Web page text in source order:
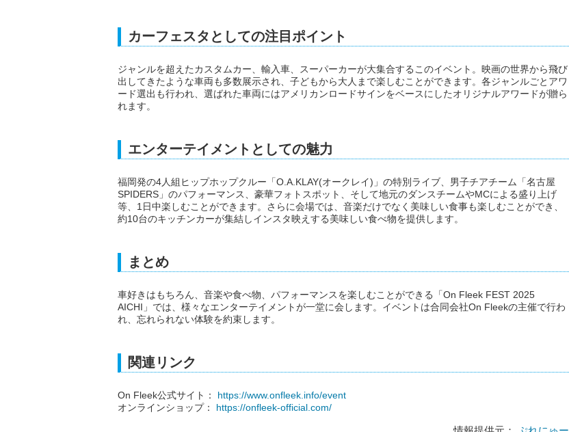
カーフェスタとしての注目ポイント
ジャンルを超えたカスタムカー、輸入車、スーパーカーが大集合するこのイベント。映画の世界から飛び
出してきたような車両も多数展示され、子どもから大人まで楽しむことができます。各ジャンルごとアワ
ード選出も行われ、選ばれた車両にはアメリカンロードサインをベースにしたオリジナルアワードが贈ら
れます。
エンターテイメントとしての魅力
福岡発の4人組ヒップホップクルー「O.A.KLAY(オークレイ)」の特別ライブ、男子チアチーム「名古屋
SPIDERS」のパフォーマンス、豪華フォトスポット、そして地元のダンスチームやMCによる盛り上げ
等、1日中楽しむことができます。さらに会場では、音楽だけでなく美味しい食事も楽しむことができ、
約10台のキッチンカーが集結しインスタ映えする美味しい食べ物を提供します。
まとめ
車好きはもちろん、音楽や食べ物、パフォーマンスを楽しむことができる「On Fleek FEST 2025
AICHI」では、様々なエンターテイメントが一堂に会します。イベントは合同会社On Fleekの主催で行わ
れ、忘れられない体験を約束します。
関連リンク
On Fleek公式サイト： https://www.onfleek.info/event
オンラインショップ： https://onfleek-official.com/